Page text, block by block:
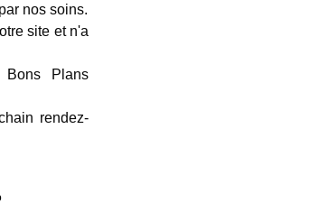
nos soins.
site et n'a
Bons Plans
rendez-